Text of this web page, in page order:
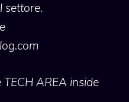
settore.
AREA inside